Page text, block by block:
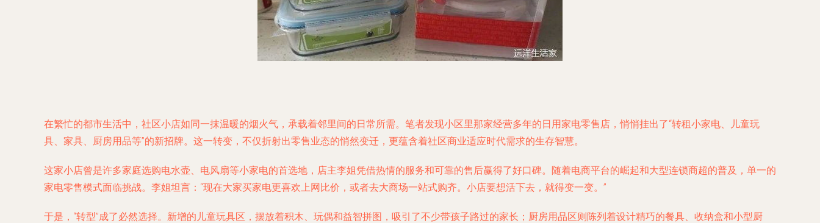
在繁忙的都市生活中，社区小店如同一抹温暖的烟火气，承载着邻里间的日常所需。笔者发现小区里那家经营多年的日用家电零售店，悄悄挂出了“转租小家电、儿童玩
具、家具、厨房用品等”的新招牌。这一转变，不仅折射出零售业态的悄然变迁，更蕴含着社区商业适应时代需求的生存智慧。
这家小店曾是许多家庭选购电水壶、电风扇等小家电的首选地，店主李姐凭借热情的服务和可靠的售后赢得了好口碑。随着电商平台的崛起和大型连锁商超的普及，单一的
家电零售模式面临挑战。李姐坦言：“现在大家买家电更喜欢上网比价，或者去大商场一站式购齐。小店要想活下去，就得变一变。”
于是，“转型”成了必然选择。新增的儿童玩具区，摆放着积木、玩偶和益智拼图，吸引了不少带孩子路过的家长；厨房用品区则陈列着设计精巧的餐具、收纳盒和小型厨